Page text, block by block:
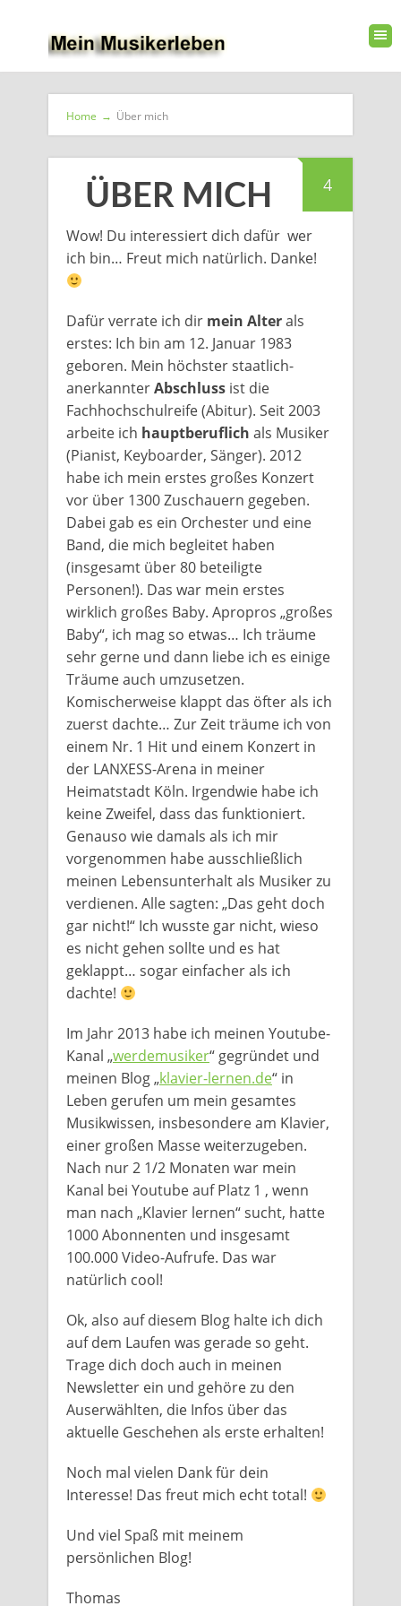
Home → Über mich
4
ÜBER MICH
Wow! Du interessiert dich dafür wer
ich bin… Freut mich natürlich. Danke!
Dafür verrate ich dir mein Alterals
erstes: Ich bin am 12. Januar 1983
geboren. Mein höchster staatlich-
anerkannterAbschluss ist die
Fachhochschulreife (Abitur). Seit 2003
arbeite ich hauptberuflich als Musiker
(Pianist, Keyboarder, Sänger). 2012
habe ich mein erstes großes Konzert
vor über 1300 Zuschauern gegeben.
Dabei gab es ein Orchester und eine
Band, die mich begleitet haben
(insgesamt über 80 beteiligte
Personen!). Das war mein erstes
wirklich großes Baby. Apropros „großes
Baby“, ich mag so etwas… Ich träume
sehr gerne und dann liebe ich es einige
Träume auch umzusetzen.
Komischerweise klappt das öfter als ich
zuerst dachte… Zur Zeit träume ich von
einem Nr. 1 Hit und einem Konzert in
der LANXESS-Arena in meiner
Heimatstadt Köln. Irgendwie habe ich
keine Zweifel, dass das funktioniert.
Genauso wie damals als ich mir
vorgenommen habe ausschließlich
meinen Lebensunterhalt als Musiker zu
verdienen. Alle sagten: „Das geht doch
gar nicht!“ Ich wusste gar nicht, wieso
es nicht gehen sollte und es hat
geklappt… sogar einfacher als ich
dachte!
Im Jahr 2013 habe ich meinen Youtube-
Kanal „werdemusiker“ gegründet und
meinen Blog „klavier-lernen.de“ in
Leben gerufen um mein gesamtes
Musikwissen, insbesondere am Klavier,
einer großen Masse weiterzugeben.
Nach nur 2 1/2 Monaten war mein
Kanal bei Youtube auf Platz 1 , wenn
man nach „Klavier lernen“ sucht, hatte
1000 Abonnenten und insgesamt
100.000 Video-Aufrufe. Das war
natürlich cool!
Ok, also auf diesem Blog halte ich dich
auf dem Laufen was gerade so geht.
Trage dich doch auch in meinen
Newsletter ein und gehöre zu den
Auserwählten, die Infos über das
aktuelle Geschehen als erste erhalten!
Noch mal vielen Dank für dein
Interesse! Das freut mich echt total!
Und viel Spaß mit meinem
persönlichen Blog!
Thomas